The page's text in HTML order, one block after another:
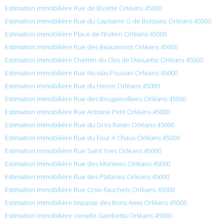
Estimation immobilière Rue de Bizette Orléans 45000
Estimation immobilière Rue du Capitaine G de Boissieu Orléans 45000
Estimation immobilière Place de l’Indien Orléans 45000
Estimation immobilière Rue des Beaumonts Orléans 45000
Estimation immobilière Chemin du Clos de l’Alouette Orléans 45000
Estimation immobilière Rue Nicolas Poussin Orléans 45000
Estimation immobilière Rue du Heron Orléans 45000
Estimation immobilière Rue des Bougainvillees Orléans 45000
Estimation immobilière Rue Antoine Petit Orléans 45000
Estimation immobilière Rue du Gros Raisin Orléans 45000
Estimation immobilière Rue du Four A Chaux Orléans 45000
Estimation immobilière Rue Saint Yves Orléans 45000
Estimation immobilière Rue des Montees Orléans 45000
Estimation immobilière Rue des Platanes Orléans 45000
Estimation immobilière Rue Croix Fauchets Orléans 45000
Estimation immobilière Impasse des Bons Amis Orléans 45000
Estimation immobilière Venelle Gambetta Orléans 45000